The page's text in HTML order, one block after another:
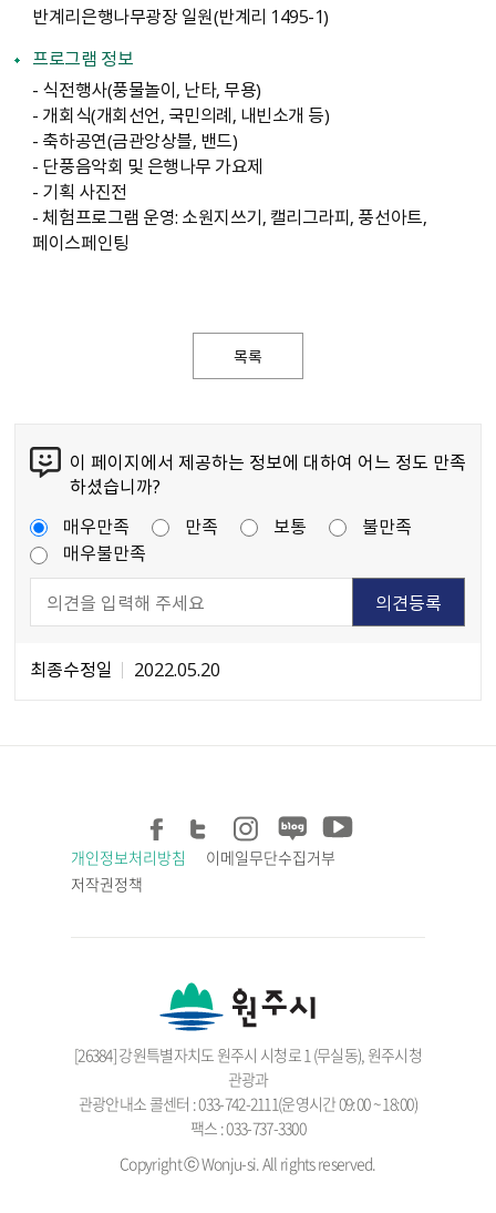
반계리은행나무광장 일원（반계리 1495-1）
프로그램 정보
- 식전행사（풍물놀이, 난타, 무용）
- 개회식（개회선언, 국민의례, 내빈소개 등）
- 축하공연（금관앙상블, 밴드）
- 단풍음악회 및 은행나무 가요제
- 기획 사진전
- 체험프로그램 운영: 소원지쓰기, 캘리그라피, 풍선아트,
페이스페인팅
목록
이 페이지에서 제공하는 정보에 대하여 어느 정도 만족
하셨습니까?
매우만족
만족 보통
불만족
매우불만족
최종수정일 2022.05.20
개인정보처리방침
이메일무단수집거부
저작권정책
[26384] 강원특별자치도 원주시 시청로 1 (무실동), 원주시청
관광과
관광안내소 콜센터 : 033-742-2111(운영시간 09:00 ~ 18:00)
팩스 : 033-737-3300
Copyright ⓒ Wonju-si. All rights reserved.